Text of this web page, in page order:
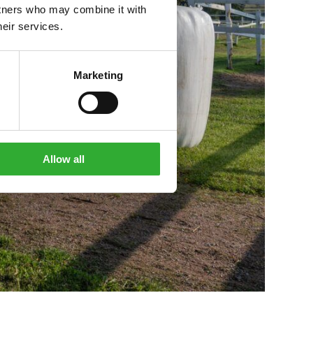
who may combine it with
services.
Marketing
Allow all